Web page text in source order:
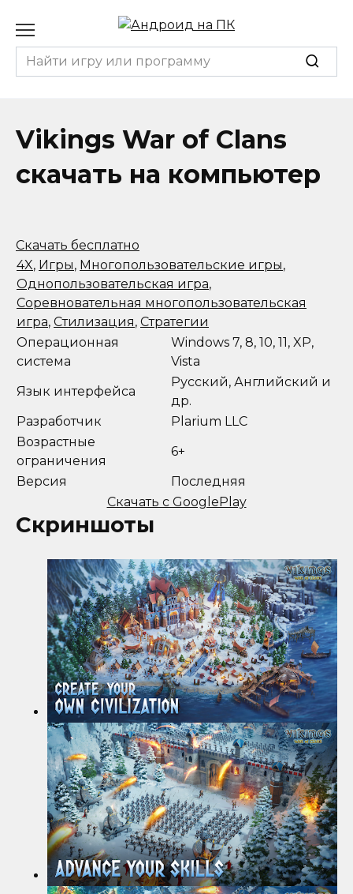
содержанию
Search
for:
Vikings War of Clans
скачать на компьютер
Скачать бесплатно
4X, Игры, Многопользовательские игры,
Однопользовательская игра,
Соревновательная многопользовательская
игра, Стилизация, Стратегии
Операционная
система
Windows 7, 8, 10, 11, XP,
Vista
Язык интерфейса
Русский, Английский и
др.
Разработчик
Plarium LLC
Возрастные
ограничения
6+
Версия
Последняя
Скачать с GooglePlay
Скриншоты